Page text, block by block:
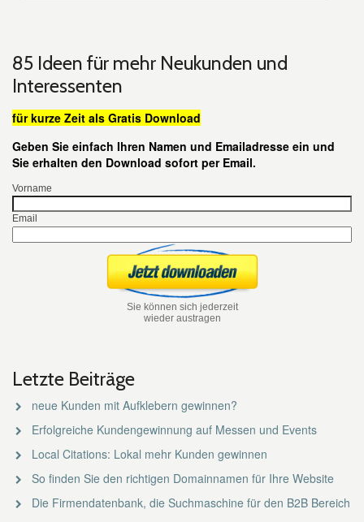
85 Ideen für mehr Neukunden und
Interessenten
für kurze Zeit als Gratis Download
Geben Sie einfach Ihren Namen und Emailadresse ein und
Sie erhalten den Download sofort per Email.
Vorname
Email
Sie können sich jederzeit
wieder austragen
Letzte Beiträge
neue Kunden mit Aufklebern gewinnen?
Erfolgreiche Kundengewinnung auf Messen und Events
Local Citations: Lokal mehr Kunden gewinnen
So finden Sie den richtigen Domainnamen für Ihre Website
Die Firmendatenbank, die Suchmaschine für den B2B Bereich